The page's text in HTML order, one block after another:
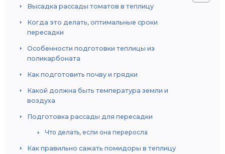
Высадка рассады томатов в теплицу
Когда это делать, оптимальные сроки
пересадки
Особенности подготовки теплицы из
поликарбоната
Как подготовить почву и грядки
Какой должна быть температура земли и
воздуха
Подготовка рассады для пересадки
Что делать, если она переросла
Как правильно сажать помидоры в теплицу